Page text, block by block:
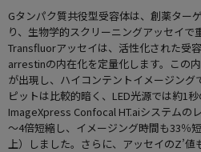
Gタンパク質共役型受容体は、創薬ター
り、生物学的スクリーニングアッセイで
Transfluorアッセイは、活性化された受
arrestinの内在化を定量化します。この
が出現し、ハイコンテントイメージング
ピットは比較的暗く、LED光源では約1秒
ImageXpress Confocal HT.aiシステムの
～4倍短縮し、イメージング時間も33％
上）しました。さらに、アッセイのZ’値